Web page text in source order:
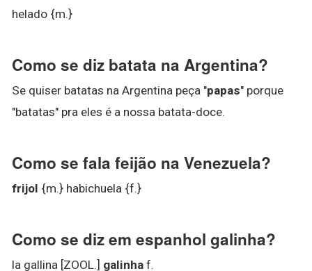
helado {m.}
Como se diz batata na Argentina?
Se quiser batatas na Argentina peça "papas" porque
"batatas" pra eles é a nossa batata-doce.
Como se fala feijão na Venezuela?
frijol {m.} habichuela {f.}
Como se diz em espanhol galinha?
la gallina [ZOOL.] galinha f.